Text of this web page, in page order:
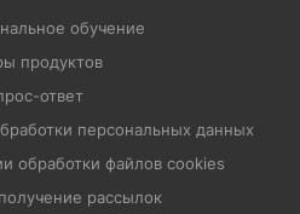
обучение
продуктов
ответ
персональных данных
обработки файлов cookies
рассылок